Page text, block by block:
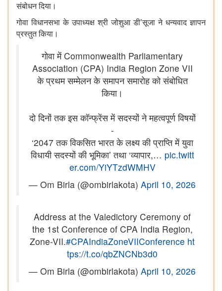
संबोधन दिया।
गोवा विधानसभा के उपाध्यक्ष श्री जोशुआ डी’सूजा ने धन्यवाद ज्ञापन
प्रस्तुत किया।
गोवा में Commonwealth Parliamentary
Association (CPA) India Region Zone VII
के प्रथम सम्मेलन के समापन समारोह को संबोधित
किया।
दो दिनों तक इस कॉन्फ्रेंस में सदस्यों ने महत्वपूर्ण विषयों
-
‘2047 तक विकसित भारत के लक्ष्य की प्राप्ति में युवा
विधायी सदस्यों की भूमिका’ तथा ‘व्यापार,… pic.twitt
er.com/YiYTzdWMHV
— Om Birla (@ombirlakota) April 10, 2026
Address at the Valedictory Ceremony of
the 1st Conference of CPA India Region,
Zone-VII.#CPAIndiaZoneVIIConference ht
tps://t.co/qbZNCNb3d0
— Om Birla (@ombirlakota) April 10, 2026